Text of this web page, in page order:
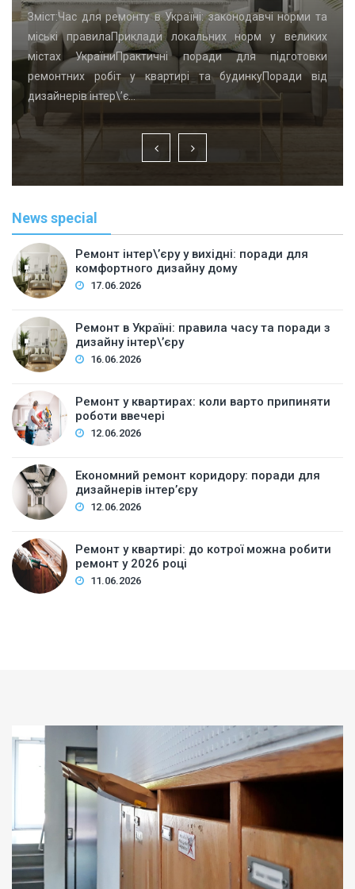
Зміст:Час для ремонту в Україні: законодавчі норми та
міські правилаПриклади локальних норм у великих
містах УкраїниПрактичні поради для підготовки
ремонтних робіт у квартирі та будинкуПоради від
дизайнерів інтер\’є…
News special
Ремонт інтер\’єру у вихідні: поради для
комфортного дизайну дому
17.06.2026
Ремонт в Україні: правила часу та поради з
дизайну інтер\’єру
16.06.2026
Ремонт у квартирах: коли варто припиняти
роботи ввечері
12.06.2026
Економний ремонт коридору: поради для
дизайнерів інтер’єру
12.06.2026
Ремонт у квартирі: до котрої можна робити
ремонт у 2026 році
11.06.2026